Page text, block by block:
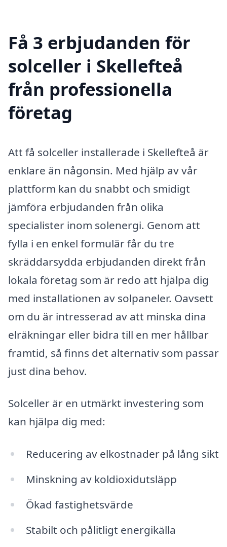
Få 3 erbjudanden för
solceller i Skellefteå
från professionella
företag
Att få solceller installerade i Skellefteå är
enklare än någonsin. Med hjälp av vår
plattform kan du snabbt och smidigt
jämföra erbjudanden från olika
specialister inom solenergi. Genom att
fylla i en enkel formulär får du tre
skräddarsydda erbjudanden direkt från
lokala företag som är redo att hjälpa dig
med installationen av solpaneler. Oavsett
om du är intresserad av att minska dina
elräkningar eller bidra till en mer hållbar
framtid, så finns det alternativ som passar
just dina behov.
Solceller är en utmärkt investering som
kan hjälpa dig med:
Reducering av elkostnader på lång sikt
Minskning av koldioxidutsläpp
Ökad fastighetsvärde
Stabilt och pålitligt energikälla